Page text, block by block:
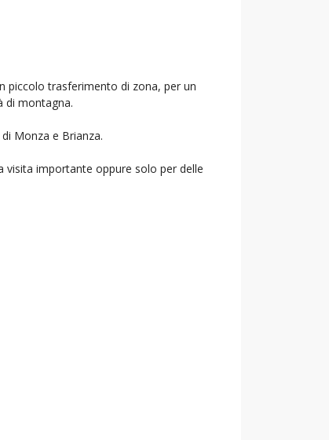
piccolo trasferimento di zona, per un
di montagna.
Monza e Brianza.
visita importante oppure solo per delle